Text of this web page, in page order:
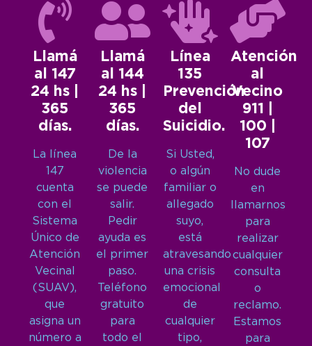
Llamá
al 147
24 hs |
365
días.
La línea
147
cuenta
con el
Sistema
Único de
Atención
Vecinal
(SUAV),
que
asigna un
número a
Llamá
al 144
24 hs |
365
días.
De la
violencia
se puede
salir.
Pedir
ayuda es
el primer
paso.
Teléfono
gratuito
para
todo el
Línea
135
Prevención
del
Suicidio.
Si Usted,
o algún
familiar o
allegado
suyo,
está
atravesando
una crisis
emocional
de
cualquier
tipo,
Atención
al
Vecino
911 |
100 |
107
No dude
en
llamarnos
para
realizar
cualquier
consulta
o
reclamo.
Estamos
para